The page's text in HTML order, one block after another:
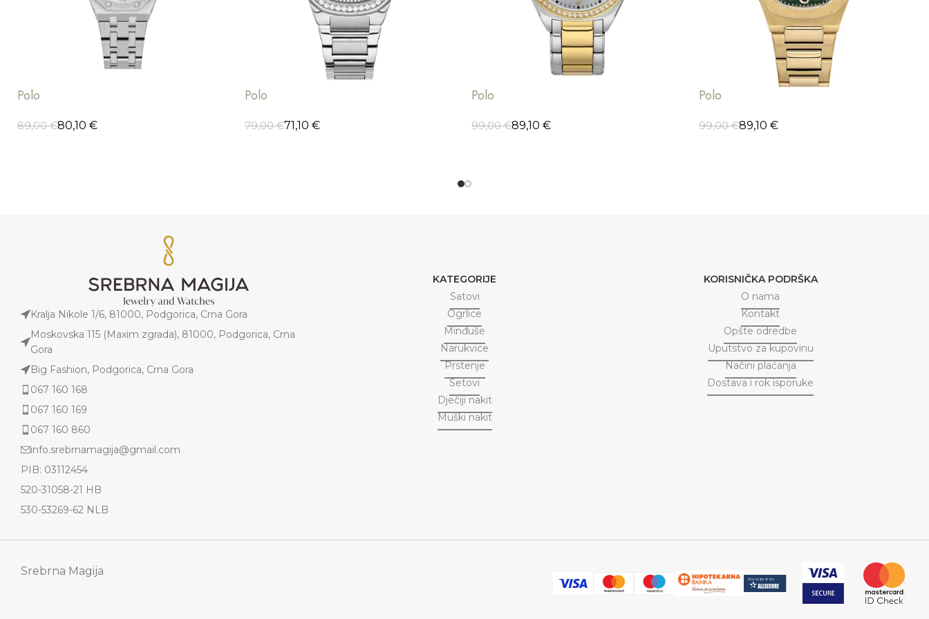
Polo
89,00€80,10 €
Polo
79,00€71,10 €
Polo
99,00€89,10 €
Polo
99,00€89,10 €
Kralja Nikole 1/6, 81000, Podgorica, Crna Gora
Moskovska 115 (Maxim zgrada), 81000, Podgorica, Crna
Gora
Big Fashion, Podgorica, Crna Gora
067 160 168
067 160 169
067 160 860
info.srebrnamagija@gmail.com
PIB: 03112454
520-31058-21 HB
530-53269-62 NLB
KATEGORIJE
Satovi
Ogrlice
Minđuše
Narukvice
Prstenje
Setovi
Dječiji nakit
Muški nakit
KORISNIČKA PODRŠKA
O nama
Kontakt
Opšte odredbe
Uputstvo za kupovinu
Načini plaćanja
Dostava i rok isporuke
Srebrna Magija